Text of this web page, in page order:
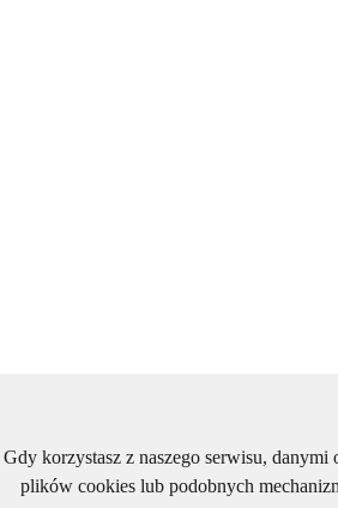
Gdy korzystasz z naszego serwisu,
plików cookies lub podobnych